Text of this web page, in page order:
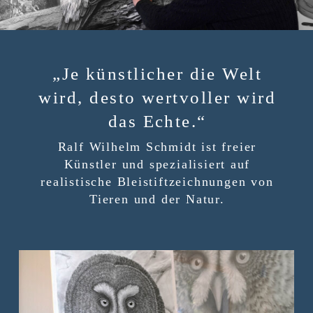
„Je künstlicher die Welt
wird, desto wertvoller wird
das Echte.“
Ralf Wilhelm Schmidt ist freier
Künstler und spezialisiert auf
realistische Bleistiftzeichnungen von
Tieren und der Natur.